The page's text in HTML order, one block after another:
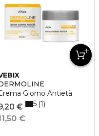
KidsGiorno Antietà
€
€
5 1